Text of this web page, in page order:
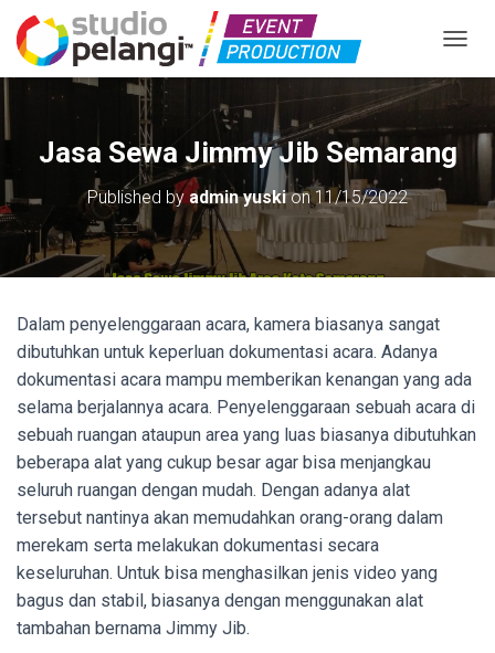
Jasa Sewa Jimmy Jib Semarang
Published by admin yuskion 11/15/2022
Dalam penyelenggaraan acara, kamera biasanya sangat
dibutuhkan untuk keperluan dokumentasi acara. Adanya
dokumentasi acara mampu memberikan kenangan yang ada
selama berjalannya acara. Penyelenggaraan sebuah acara di
sebuah ruangan ataupun area yang luas biasanya dibutuhkan
beberapa alat yang cukup besar agar bisa menjangkau
seluruh ruangan dengan mudah. Dengan adanya alat
tersebut nantinya akan memudahkan orang-orang dalam
merekam serta melakukan dokumentasi secara
keseluruhan. Untuk bisa menghasilkan jenis video yang
bagus dan stabil, biasanya dengan menggunakan alat
tambahan bernama Jimmy Jib.